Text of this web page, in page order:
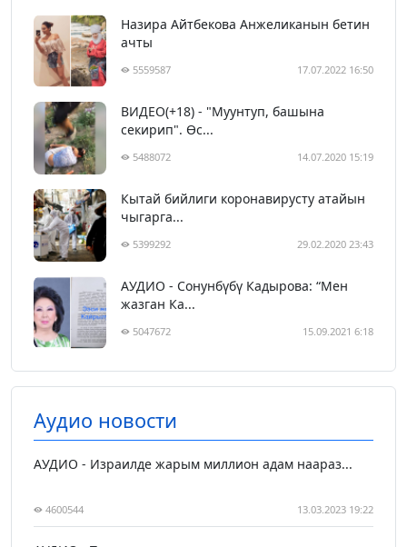
Назира Айтбекова Анжеликанын бетин
ачты
5559587 17.07.2022 16:50
ВИДЕО(+18) - "Муунтуп, башына
секирип". Өс...
5488072 14.07.2020 15:19
Кытай бийлиги коронавирусту атайын
чыгарга...
5399292 29.02.2020 23:43
АУДИО - Сонунбүбү Кадырова: “Мен
жазган Ка...
5047672 15.09.2021 6:18
Аудио новости
АУДИО - Израилде жарым миллион адам наараз...
4600544 13.03.2023 19:22